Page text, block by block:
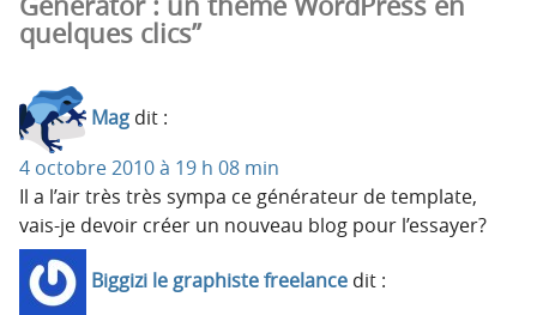
quelques clics”
Mag dit :
4 octobre 2010 à 19 h 08 min
Il a l’air très très sympa ce générateur de template,
vais-je devoir créer un nouveau blog pour l’essayer?
Biggizi le graphiste freelance dit :